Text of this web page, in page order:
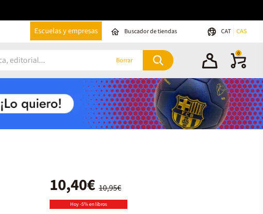
Escuelas y empresas Buscador de tiendas CAT CAS
Borrar
0
10,95€
10,40€
Hoy -5% en libros